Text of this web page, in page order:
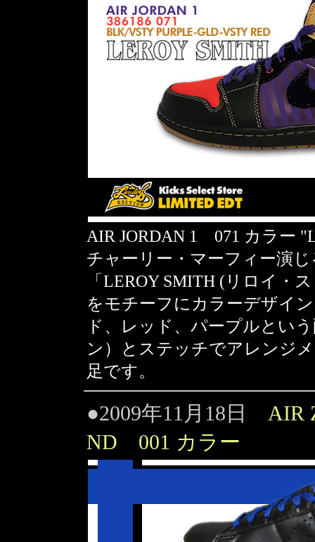
AIR JORDAN 1 071 カラー
チャーリー・マーフィー演
「LEROY SMITH (リロイ・
をモチーフにカラーデザイ
ド、レッド、パープルとい
ン）とステッチでアレンジ
足です。
●2009年11月18日
AIR
ND 001 カラー